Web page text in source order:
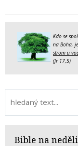
Kdo se
na Boha,
strom u
(Jr 17,5)
Bible na neděli